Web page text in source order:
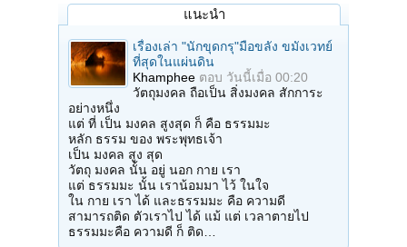
แนะนำ
เรื่องเล่า "นักขุดกรุ"มือขลัง ขมังเวทย์
ที่สุดในแผ่นดิน
Khamphee ตอบ วันนี้เมื่อ 00:20
วัตถุมงคล ถือเป็น สิ่งมงคล สักการะ
อย่างหนึ่ง
แต่ ที่ เป็น มงคล สูงสุด ก็ คือ ธรรมมะ
หลัก ธรรม ของ พระพุทธเจ้า
เป็น มงคล สูง สุด
วัตถุ มงคล นั้น อยู่ นอก กาย เรา
แต่ ธรรมมะ นั้น เราน้อมมา ไว้ ในใจ
ใน กาย เรา ได้ และธรรมมะ คือ ความดี
สามารถติด ตัวเราไป ได้ แม้ แต่ เวลาตายไป
ธรรมมะคือ ความดี ก็ ติด…